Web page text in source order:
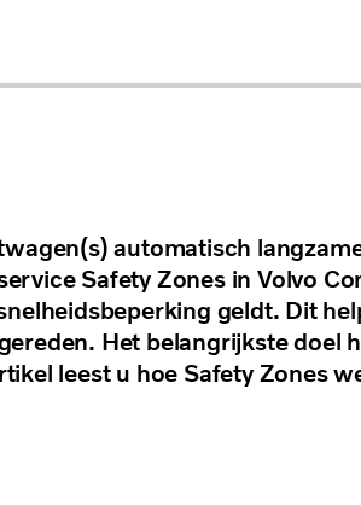
automatisch
Safety Zones in Volvo
geldt. Dit
Het belangrijkste doel
leest u hoe Safety Zones